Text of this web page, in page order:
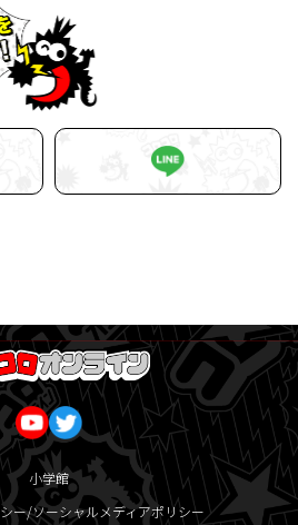
小学館
ー/ソーシャルメディアポリシー